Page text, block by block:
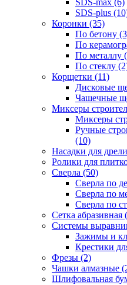
SDS-max (6)
SDS-plus
Коронки (35)
По бетону
По
По металлу
По стеклу
Корщетки (11)
Дисковые
Чашечные
Миксеры
Миксеры
Ручные
(10)
Насадки для
Ролики для
Сверла (50)
Сверла по
Сверла по
Сверла по
Сетка абразивная
Системы
Зажимы и
Крестики
Фрезы (2)
Чашки алмазные
Шлифовальная